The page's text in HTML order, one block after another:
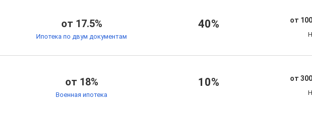
от 17.5%
Ипотека по двум документам
40% от
от 18%
Военная ипотека
10% от